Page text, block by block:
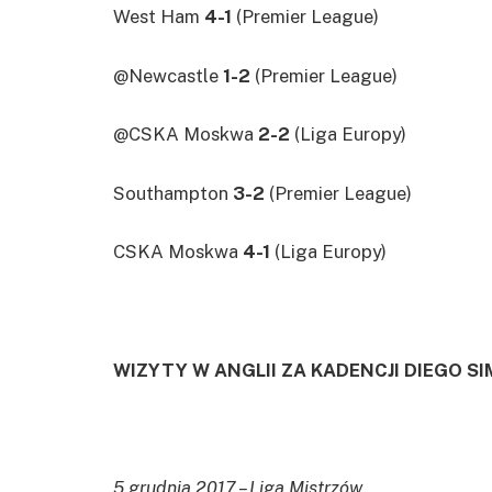
West Ham 4-1 (Premier League)
@Newcastle 1-2 (Premier League)
@CSKA Moskwa 2-2 (Liga Europy)
Southampton 3-2 (Premier League)
CSKA Moskwa 4-1 (Liga Europy)
WIZYTY W ANGLII ZA KADENCJI DIEGO
5 grudnia 2017 – Liga Mistrzów